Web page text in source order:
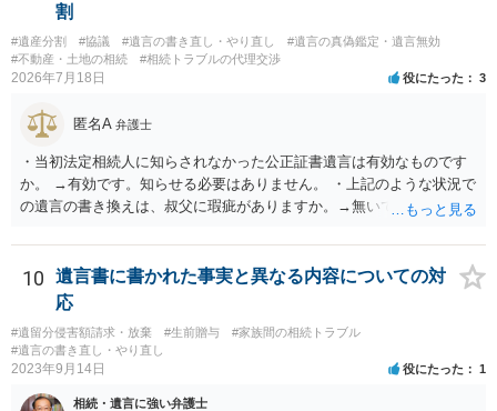
割
#遺産分割 #協議 #遺言の書き直し・やり直し
#遺言の真偽鑑定・遺言無効
#不動産・土地の相続
#相続トラブルの代理交渉
2026年7月18日 役にたった 3
匿名A 弁護士
・当初法定相続人に知らされなかった公正証書遺言は有効なものです
か。 →有効です。知らせる必要はありません。 ・上記のような状況で
の遺言の書き換えは、叔父に瑕疵がありますか。→無いです。 ・分割
ますか。 →本人が自由に決められますので、どこが妥当とは言えない
です。客観的な基準もありません。 ・できれば穏やかに、分割を拒否
することはできますか。 →分割を拒否するということは、遺産はいら
ないということでしょうか。遺言で、受取を指定されててもいらない
と拒否することはできます。理由を説明する必要はありません。
10
遺言書に書かれた事実と異なる内容についての対
応
#遺留分侵害額請求・放棄 #生前贈与
#家族間の相続トラブル
#遺言の書き直し・やり直し
2023年9月14日 役にたった 1
相続・遺言に強い弁護士